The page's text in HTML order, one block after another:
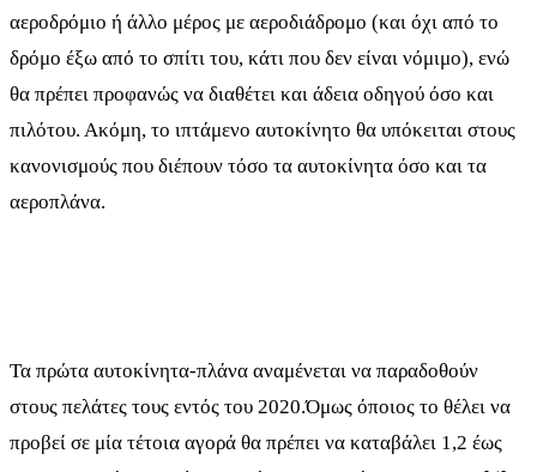
αεροδρόμιο ή άλλο μέρος με αεροδιάδρομο (και όχι από το
δρόμο έξω από το σπίτι του, κάτι που δεν είναι νόμιμο), ενώ
θα πρέπει προφανώς να διαθέτει και άδεια οδηγού όσο και
πιλότου. Ακόμη, το ιπτάμενο αυτοκίνητο θα υπόκειται στους
κανονισμούς που διέπουν τόσο τα αυτοκίνητα όσο και τα
αεροπλάνα.
Τα πρώτα αυτοκίνητα-πλάνα αναμένεται να παραδοθούν
στους πελάτες τους εντός του 2020.Όμως όποιος το θέλει να
προβεί σε μία τέτοια αγορά θα πρέπει να καταβάλει 1,2 έως